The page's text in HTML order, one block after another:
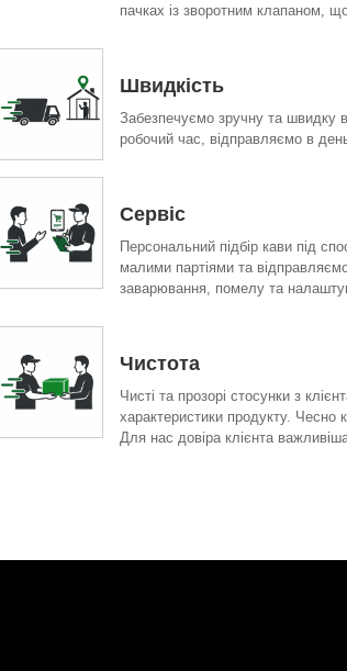
пачках із зворотним клапаном,
Швидкість
Забезпечуємо зручну та швидку
робочий час, відправляємо в
Сервіс
Персональний підбір кави під
малими партіями та
заварювання, помелу та
Чистота
Чисті та прозорі стосунки з
характеристики продукту. Чесно
Для нас довіра клієнта